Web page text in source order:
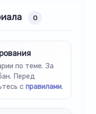
0
по теме. За
Перед
с правилами.